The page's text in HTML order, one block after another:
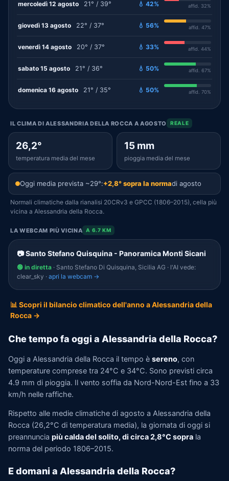
mercoledì 12 agosto 21° / 39° 💧 42% affid. 32%
giovedì 13 agosto 22° / 37° 💧 56% affid. 47%
venerdì 14 agosto 20° / 37° 💧 33% affid. 44%
sabato 15 agosto 21° / 36° 💧 50% affid. 67%
domenica 16 agosto 21° / 35° 💧 50% affid. 70%
IL CLIMA DI ALESSANDRIA DELLA ROCCA A AGOSTO REALE
26,2°
temperatura media del mese
15 mm
pioggia media del mese
Oggi media prevista ~29°:+2,8° sopra la normadi agosto
Normali climatiche dalla rianalisi 20CRv3 e GPCC (1806–2015), cella più
vicina a Alessandria della Rocca.
LA WEBCAM PIÙ VICINA A 6.7 KM
📷 Santo Stefano Quisquina - Panoramica Monti Sicani
🟢 in diretta · Santo Stefano Di Quisquina, Sicilia AG · l'AI vede:
clear_sky · apri la webcam →
📊 Scopri il bilancio climatico dell'anno a Alessandria della
Rocca →
Che tempo fa oggi a Alessandria della Rocca?
Oggi a Alessandria della Rocca il tempo è sereno, con
temperature comprese tra 24°C e 34°C. Sono previsti circa
4.9 mm di pioggia. Il vento soffia da Nord-Nord-Est fino a 33
km/h nelle raffiche.
Rispetto alle medie climatiche di agosto a Alessandria della
Rocca (26,2°C di temperatura media), la giornata di oggi si
preannuncia più calda del solito, di circa 2,8°C sopra la
norma del periodo 1806–2015.
E domani a Alessandria della Rocca?